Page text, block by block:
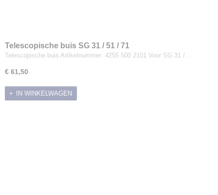
Telescopische buis SG 31 / 51 / 71
Telescopische buis Artikelnummer: 4255 500 2101 Voor SG 31 /…
€ 61,50
IN WINKELWAGEN